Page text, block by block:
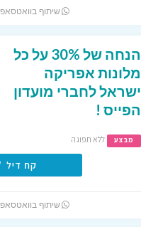
שיתוף בוואטסאפ
הנחה של 30% על כל
מלונות אפריקה
ישראל לחברי מועדון
הפייס !
מבצע ללא תפוגה
קח דיל
שיתוף בוואטסאפ